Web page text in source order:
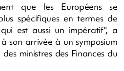
que les Européens se
spécifiques en termes de
est aussi un impératif", a
son arrivée à un symposium
ministres des Finances du